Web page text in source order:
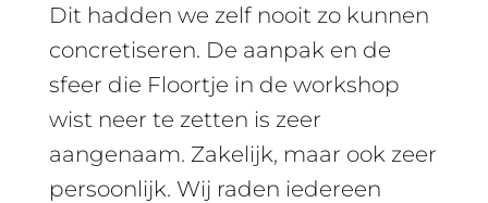
Dit hadden we zelf nooit zo kunnen
concretiseren. De aanpak en de
sfeer die Floortje in de workshop
wist neer te zetten is zeer
aangenaam. Zakelijk, maar ook zeer
persoonlijk. Wij raden iedereen